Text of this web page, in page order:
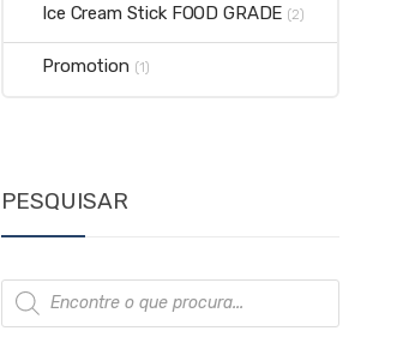
Ice Cream Stick FOOD GRADE (2)
Promotion (1)
PESQUISAR
Products
search